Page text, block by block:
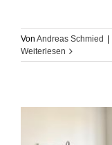
Von Andreas Schmied
Weiterlesen